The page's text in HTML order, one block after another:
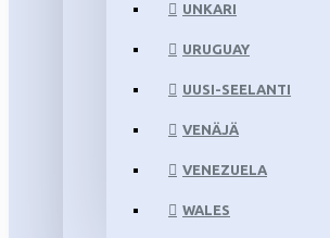
UNKARI
URUGUAY
UUSI-SEELANTI
VENÄJÄ
VENEZUELA
WALES